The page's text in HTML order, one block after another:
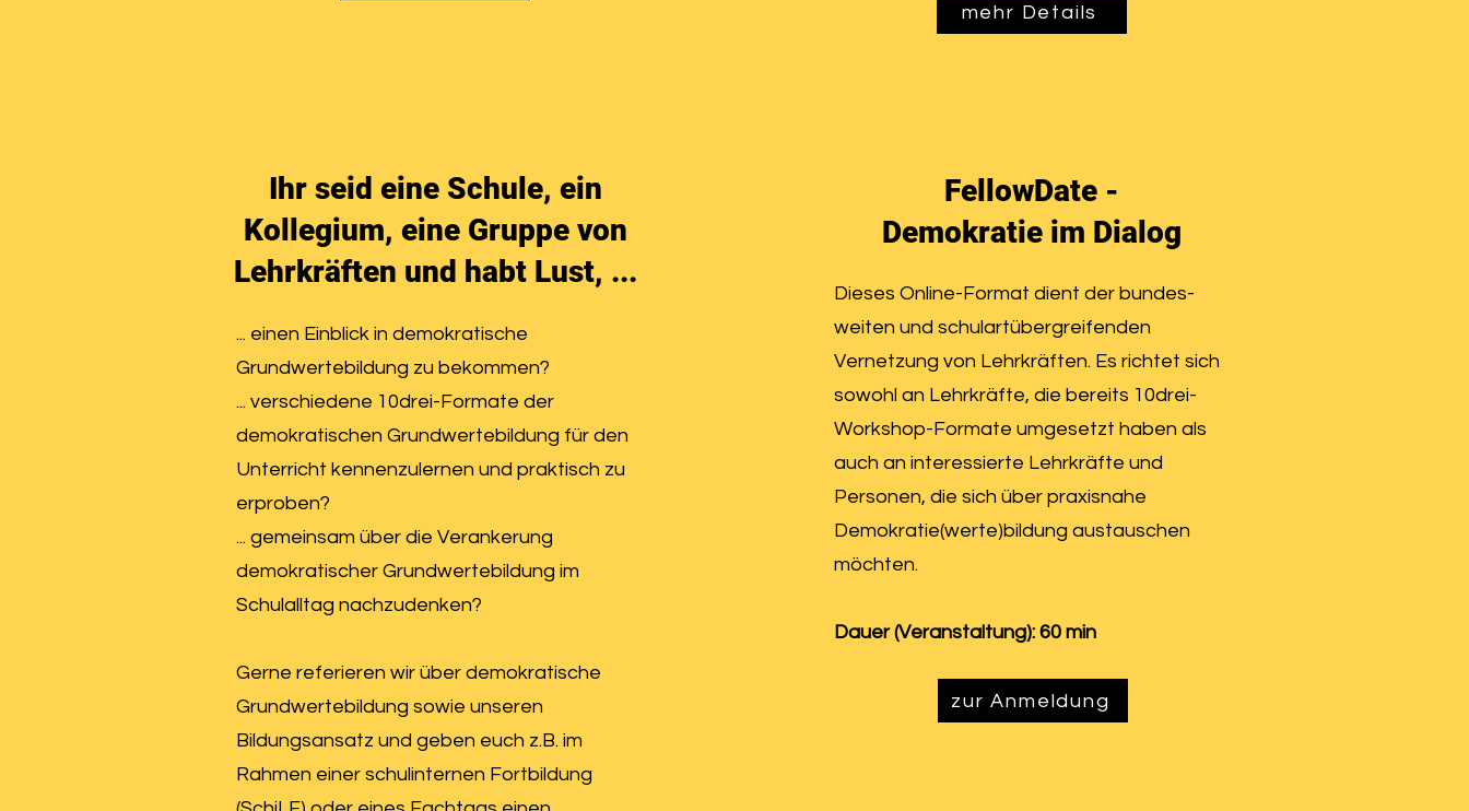
Ihr seid e ine Schule, ein
Kollegium, eine Gruppe von
Lehrkräften und habt Lust, ...
... einen Einblick in demokratische
Grundwertebildung zu bekommen?
... verschiedene 10drei-Formate der
demokratischen Grundwertebildung für den
Unterricht kennenzulernen und praktisch zu
erproben?
... gemeinsam über die Verankerung
demokratischer Grundwertebildung im
Schulalltag nachzudenken?
Gerne referieren wir über demokratische
Grundwertebildung sowie unseren
Bildungsansatz und geben euch z.B. im
Rahmen einer schulinternen Fortbildung
mehr Details
FellowDate -
Demokratie im Dialog
Dieses Online-Format dient der bundes-
weiten und schulartübergreifenden
Vernetzung von Lehrkräften. Es richtet sich
sowohl an Lehrkräfte, die bereits 10drei-
Workshop-Formate umgesetzt haben als
auch an interessierte Lehrkräfte und
Personen, die sich über praxisnahe
Demokratie(werte)bildung austauschen
möchten.
Dauer (Veranstaltung): 60 min
zur Anmeldung